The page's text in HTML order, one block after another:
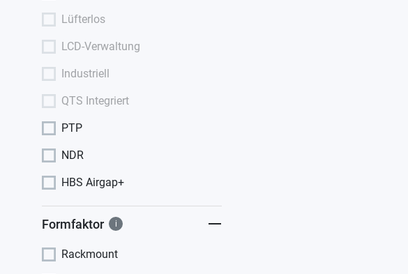
Lüfterlos
LCD-Verwaltung
Industriell
QTS Integriert
PTP
NDR
HBS Airgap+
Formfaktor i
Rackmount